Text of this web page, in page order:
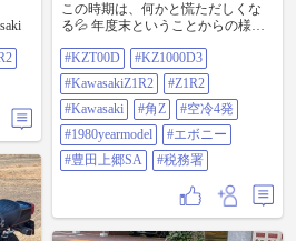
この時期は、何かと慌ただしくな
る💦 年度末ということからの様々
#KZT00D #KZ1000D3
#KawasakiZ1R2 #Z1R2 #Kawasaki #
角Z #空冷4発 #1980yearmodel #エボ
ニー #豊田上郷SA #税務署
#KZT00D
#KZ1000D3
#KawasakiZ1R2
#Z1R2
#Kawasaki
#角Z
#空冷4発
#1980yearmodel
#エボニー
#豊田上郷SA
#税務署